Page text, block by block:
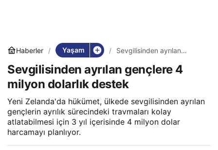
Haberler Yaşam
Sevgilisinden ayrılan
destek
Sevgilisinden ayrılan gençlere 4
milyon dolarlık destek
Yeni Zelanda'da hükümet, ülkede sevgilisinden ayrılan
gençlerin ayrılık sürecindeki travmaları kolay
atlatabilmesi için 3 yıl içerisinde 4 milyon dolar
harcamayı planlıyor.